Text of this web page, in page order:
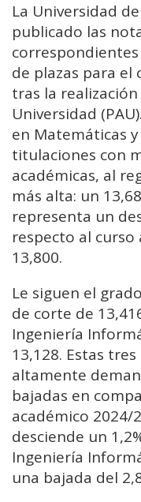
La Universidad
publicado las
de plazas para el
tras la realización
Universidad
en Matemáticas
titulaciones con
académicas, al
más alta: un
representa un
respecto al
13,800.
Le siguen el
de corte de
Ingeniería
13,128. Estas
altamente
bajadas en
académico 2024/
desciende un
Ingeniería
una bajada del